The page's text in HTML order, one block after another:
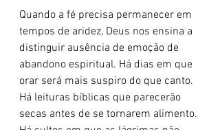
Quando a fé precisa permanecer em
tempos de aridez, Deus nos ensina a
distinguir ausência de emoção de
abandono espiritual. Há dias em que
orar será mais suspiro do que canto.
Há leituras bíblicas que parecerão
secas antes de se tornarem alimento.